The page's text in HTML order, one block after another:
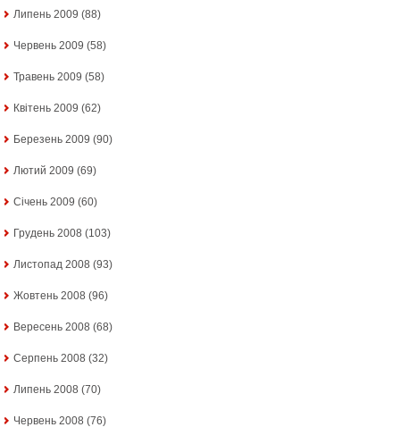
Липень 2009 (88)
Червень 2009 (58)
Травень 2009 (58)
Квітень 2009 (62)
Березень 2009 (90)
Лютий 2009 (69)
Січень 2009 (60)
Грудень 2008 (103)
Листопад 2008 (93)
Жовтень 2008 (96)
Вересень 2008 (68)
Серпень 2008 (32)
Липень 2008 (70)
Червень 2008 (76)